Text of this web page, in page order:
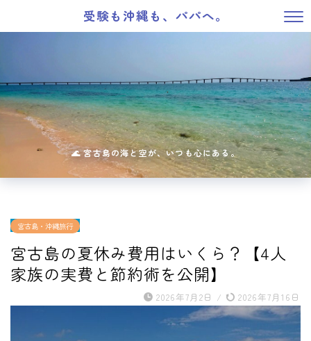
受験も沖縄も、パパへ。
宮古島・沖縄旅行
宮古島の夏休み費用はいくら？【4人
家族の実費と節約術を公開】
2026年7月2日 / 2026年7月16日